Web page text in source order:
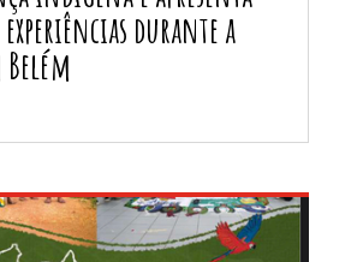
durante a
Belém